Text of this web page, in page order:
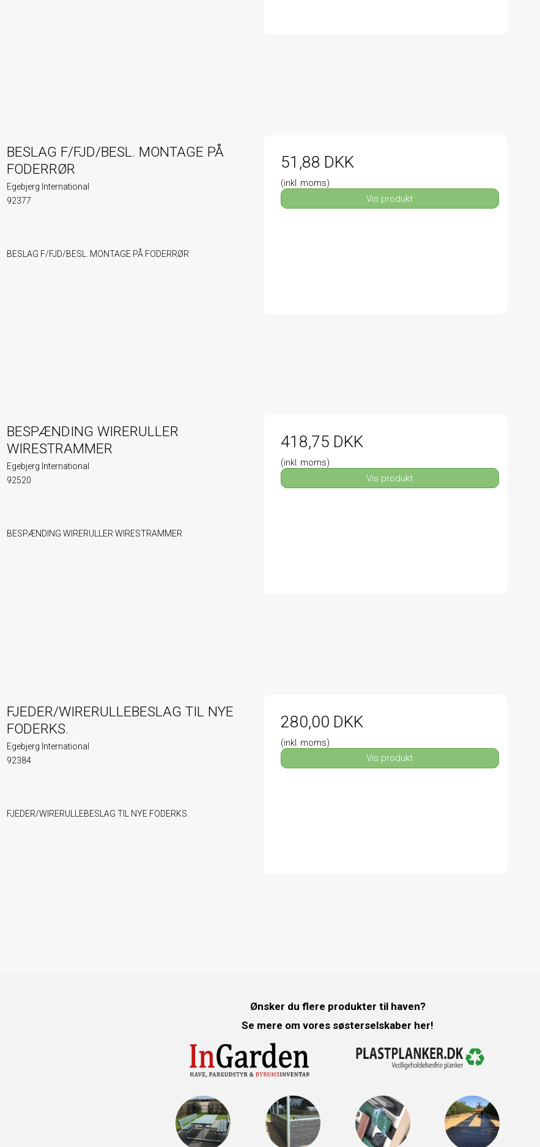
BESLAG F/FJD/BESL. MONTAGE PÅ
FODERRØR
Egebjerg International
92377
BESLAG F/FJD/BESL. MONTAGE PÅ FODERRØR
51,88 DKK
(inkl. moms)
Vis produkt
BESPÆNDING WIRERULLER
WIRESTRAMMER
Egebjerg International
92520
BESPÆNDING WIRERULLER WIRESTRAMMER
418,75 DKK
(inkl. moms)
Vis produkt
FJEDER/WIRERULLEBESLAG TIL NYE
FODERKS.
Egebjerg International
92384
FJEDER/WIRERULLEBESLAG TIL NYE FODERKS.
280,00 DKK
(inkl. moms)
Vis produkt
Ønsker du flere produkter til haven?
Se mere om vores søsterselskaber her!